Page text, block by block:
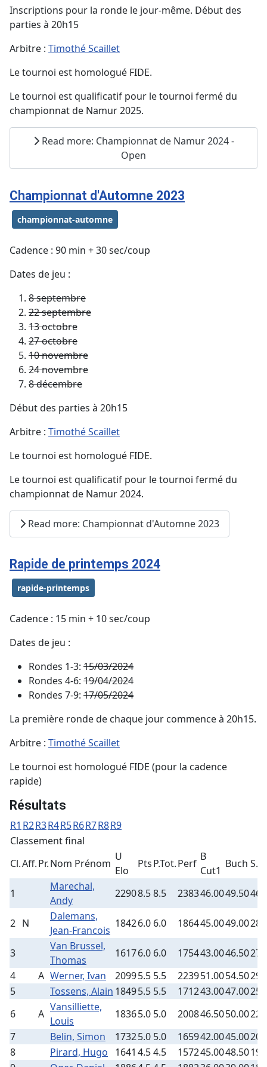
Inscriptions pour la ronde le jour-même. Début des
parties à 20h15
Arbitre : Timothé Scaillet
Le tournoi est homologué FIDE.
Le tournoi est qualificatif pour le tournoi fermé du
championnat de Namur 2025.
Read more: Championnat de Namur 2024 -
Open
Championnat d'Automne 2023
championnat-automne
Cadence : 90 min + 30 sec/coup
Dates de jeu :
8 septembre
22 septembre
13 octobre
27 octobre
10 novembre
24 novembre
8 décembre
Début des parties à 20h15
Arbitre : Timothé Scaillet
Le tournoi est homologué FIDE.
Le tournoi est qualificatif pour le tournoi fermé du
championnat de Namur 2024.
Read more: Championnat d'Automne 2023
Rapide de printemps 2024
rapide-printemps
Cadence : 15 min + 10 sec/coup
Dates de jeu :
Rondes 1-3: 15/03/2024
Rondes 4-6: 19/04/2024
Rondes 7-9: 17/05/2024
La première ronde de chaque jour commence à 20h15.
Arbitre : Timothé Scaillet
Le tournoi est homologué FIDE (pour la cadence
rapide)
Résultats
R1 R2R3R4R5R6R7R8R9
Classement final
Cl.Aff.Pr.Nom Prénom
U
Elo
PtsP.Tot.Perf
B
Cut1
Buch S.B
1
Marechal,
Andy
22908.58.5 238346.0049.50
2 N
Dalemans,
Jean-Francois
18426.0 6.0 186445.0049.00
3
Van Brussel,
Thomas
16176.0 6.0 175443.0046.50
4
A Werner, Ivan 20995.5 5.5 223951.0054.50
5
Tossens, Alain 18495.5 5.5 171243.0047.00
6
A
Vansilliette,
Louis
18365.0 5.0 200846.5050.00
7
Belin, Simon 17325.0 5.0 165942.0045.00
8
Pirard, Hugo 1641 4.54.5 157245.0048.50